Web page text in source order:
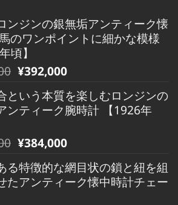
ンジンの銀無垢アンティーク懐
のワンポイントに細かな模様
頃】
現
の
価
は
¥490,000
で
す。
¥392,000
という本質を楽しむロンジンの
ンティーク腕時計 【1926年
現
の
価
¥384,000
る特徴的な網目状の鎖と紐を組
たアンティーク懐中時計チェー